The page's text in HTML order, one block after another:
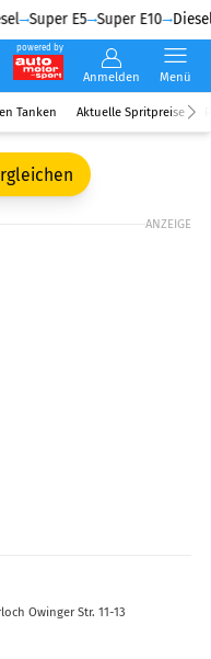
Super E5 Super E10 Diesel
powered by
Anmelden Menü
Tanken Aktuelle Spritpreise
ANZEIGE
Owinger Str. 11-13